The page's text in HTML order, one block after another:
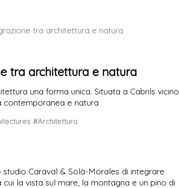
tra architettura e natura
tra architettura e natura
una forma unica. Situata a Cabrils vicino
e natura
#Architettura
Caraval & Solà-Morales di integrare
la vista sul mare, la montagna e un pino di